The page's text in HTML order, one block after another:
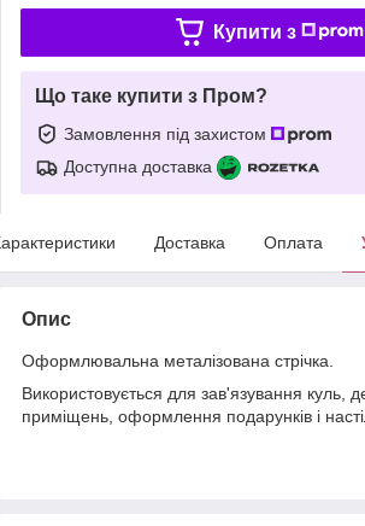
Купити з
Що таке купити з Пром?
Замовлення під захистом
Доступна доставка
Доставка Оплата
Опис
Оформлювальна металізована стрічка.
Використовується для зав'язування куль,
приміщень, оформлення подарунків і